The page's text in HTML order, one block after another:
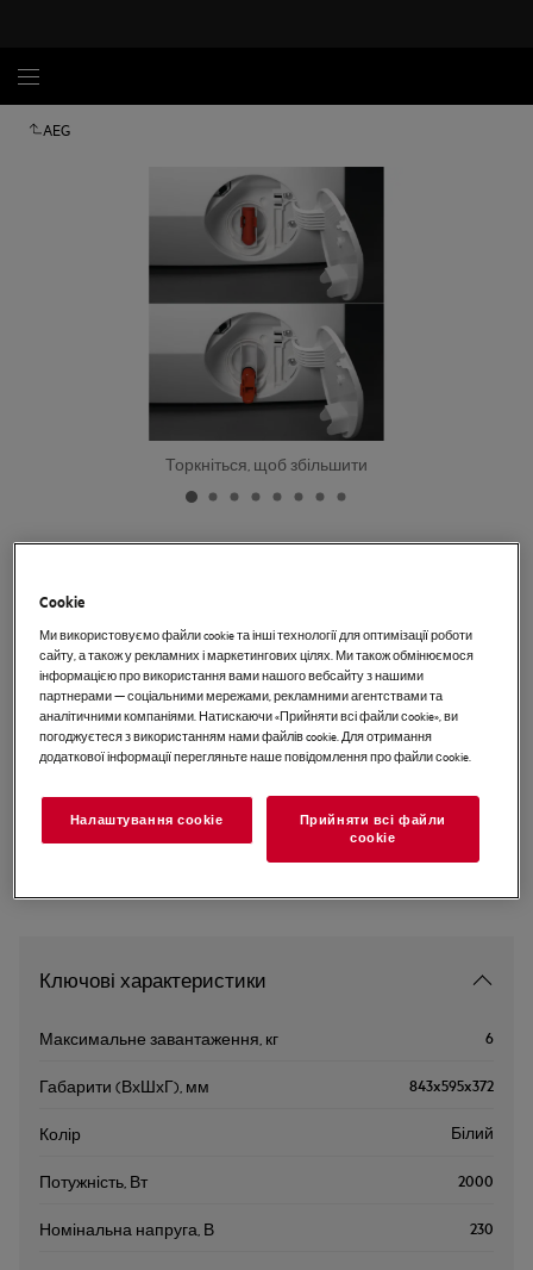
AEG
Торкніться, щоб збільшити
L6SE26SRE Компактна пральна
машина
EU керівництво
техніки безпеки відповідно до регламенту ЄС 2023/988
наведені в розділах 1 і 2 посібника користувача. Для
безпечного використання виробу прочитайте повний
посібник користувача.
Ключові характеристики
Максимальне завантаження, кг 6
Габарити (ВхШхГ), мм 843x595x372
Колір Білий
Потужність, Вт 2000
Номінальна напруга, В 230
Cookie
Ми використовуємо файли cookie та інші технології для оптимізації роботи
сайту, а також у рекламних і маркетингових цілях. Ми також обмінюємося
інформацією про використання вами нашого вебсайту з нашими
партнерами — соціальними мережами, рекламними агентствами та
аналітичними компаніями. Натискаючи «Прийняти всі файли сookie», ви
погоджуєтеся з використанням нами файлів cookie. Для отримання
додаткової інформації перегляньте наше повідомлення про файли сookie.
Налаштування cookie
Прийняти всі файли
сookie